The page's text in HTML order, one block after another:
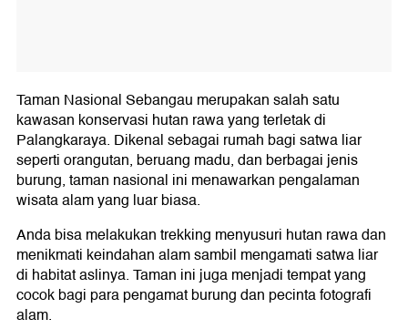
Taman Nasional Sebangau merupakan salah satu
kawasan konservasi hutan rawa yang terletak di
Palangkaraya. Dikenal sebagai rumah bagi satwa liar
seperti orangutan, beruang madu, dan berbagai jenis
burung, taman nasional ini menawarkan pengalaman
wisata alam yang luar biasa.
Anda bisa melakukan trekking menyusuri hutan rawa dan
menikmati keindahan alam sambil mengamati satwa liar
di habitat aslinya. Taman ini juga menjadi tempat yang
cocok bagi para pengamat burung dan pecinta fotografi
alam.